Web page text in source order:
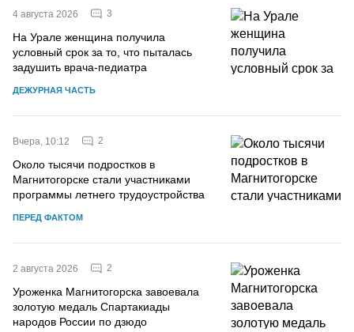
4 августа 2026 3
На Урале женщина получила
условный срок за то, что пыталась
задушить врача-педиатра
ДЕЖУРНАЯ ЧАСТЬ
Вчера, 10:12 2
Около тысячи подростков в
Магнитогорске стали участниками
программы летнего трудоустройства
ПЕРЕД ФАКТОМ
2 августа 2026 2
Уроженка Магнитогорска завоевала
золотую медаль Спартакиады
народов России по дзюдо